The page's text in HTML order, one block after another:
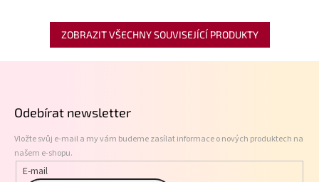
ZOBRAZIT VŠECHNY SOUVISEJÍCÍ PRODUKTY
Odebírat newsletter
Vložte svůj e-mail a my vám budeme zasílat informace o nových produktech na
našem e-shopu.
E-mail